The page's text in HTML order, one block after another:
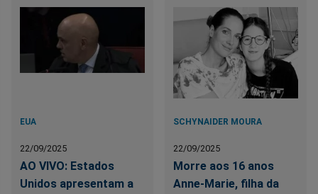
EUA
22/09/2025
AO VIVO: Estados
Unidos apresentam a
SCHYNAIDER MOURA
22/09/2025
Morre aos 16 anos
Anne-Marie, filha da